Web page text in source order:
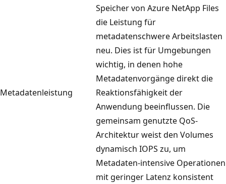
Metadatenleistung
Speicher von Azure NetApp Files
die Leistung für
metadatenschwere Arbeitslasten
neu. Dies ist für Umgebungen
wichtig, in denen hohe
Metadatenvorgänge direkt die
Reaktionsfähigkeit der
Anwendung beeinflussen. Die
gemeinsam genutzte QoS-
Architektur weist den Volumes
dynamisch IOPS zu, um
Metadaten-intensive Operationen
mit geringer Latenz konsistent